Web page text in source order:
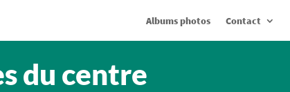
Albums photos Contact
du centre